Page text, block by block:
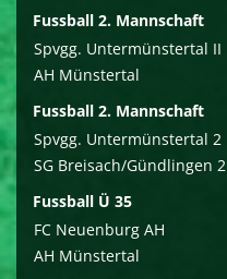
Fussball 2. Mannschaft
Spvgg. Untermünstertal II
AH Münstertal
Fussball 2. Mannschaft
Spvgg. Untermünstertal 2
SG Breisach/Gündlingen 2
Fussball Ü 35
FC Neuenburg AH
AH Münstertal